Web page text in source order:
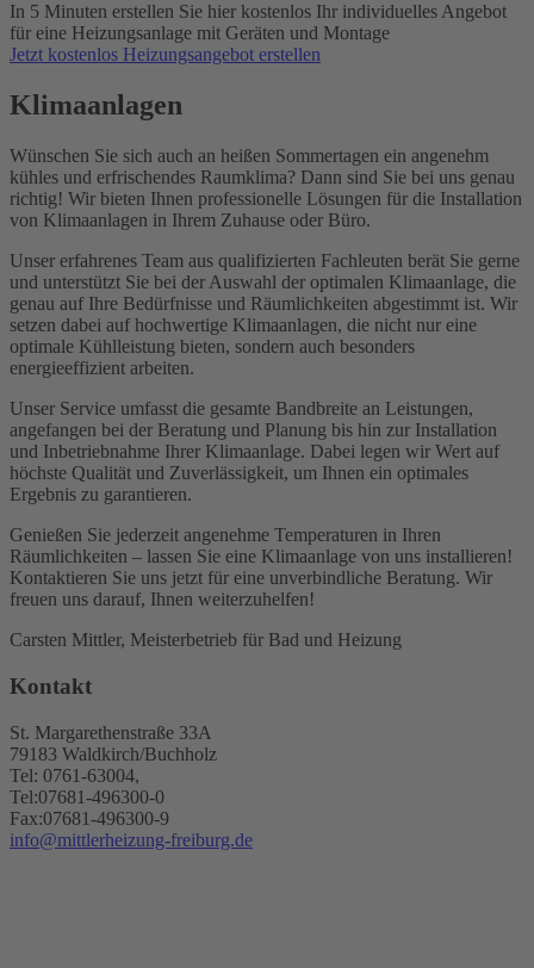
In 5 Minuten erstellen Sie hier kostenlos Ihr individuelles Angebot
für eine Heizungsanlage mit Geräten und Montage
Jetzt kostenlos Heizungsangebot erstellen
Klimaanlagen
Wünschen Sie sich auch an heißen Sommertagen ein angenehm
kühles und erfrischendes Raumklima? Dann sind Sie bei uns genau
richtig! Wir bieten Ihnen professionelle Lösungen für die Installation
von Klimaanlagen in Ihrem Zuhause oder Büro.
Unser erfahrenes Team aus qualifizierten Fachleuten berät Sie gerne
und unterstützt Sie bei der Auswahl der optimalen Klimaanlage, die
genau auf Ihre Bedürfnisse und Räumlichkeiten abgestimmt ist. Wir
setzen dabei auf hochwertige Klimaanlagen, die nicht nur eine
optimale Kühlleistung bieten, sondern auch besonders
energieeffizient arbeiten.
Unser Service umfasst die gesamte Bandbreite an Leistungen,
angefangen bei der Beratung und Planung bis hin zur Installation
und Inbetriebnahme Ihrer Klimaanlage. Dabei legen wir Wert auf
höchste Qualität und Zuverlässigkeit, um Ihnen ein optimales
Ergebnis zu garantieren.
Genießen Sie jederzeit angenehme Temperaturen in Ihren
Räumlichkeiten – lassen Sie eine Klimaanlage von uns installieren!
Kontaktieren Sie uns jetzt für eine unverbindliche Beratung. Wir
freuen uns darauf, Ihnen weiterzuhelfen!
Carsten Mittler, Meisterbetrieb für Bad und Heizung
Kontakt
St. Margarethenstraße 33A
79183 Waldkirch/Buchholz
Tel: 0761-63004,
Tel:07681-496300-0
Fax:07681-496300-9
info@mittlerheizung-freiburg.de